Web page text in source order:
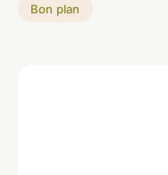
Bon plan